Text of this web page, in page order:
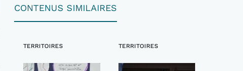
CONTENUS SIMILAIRES
TERRITOIRES TERRITOIRES